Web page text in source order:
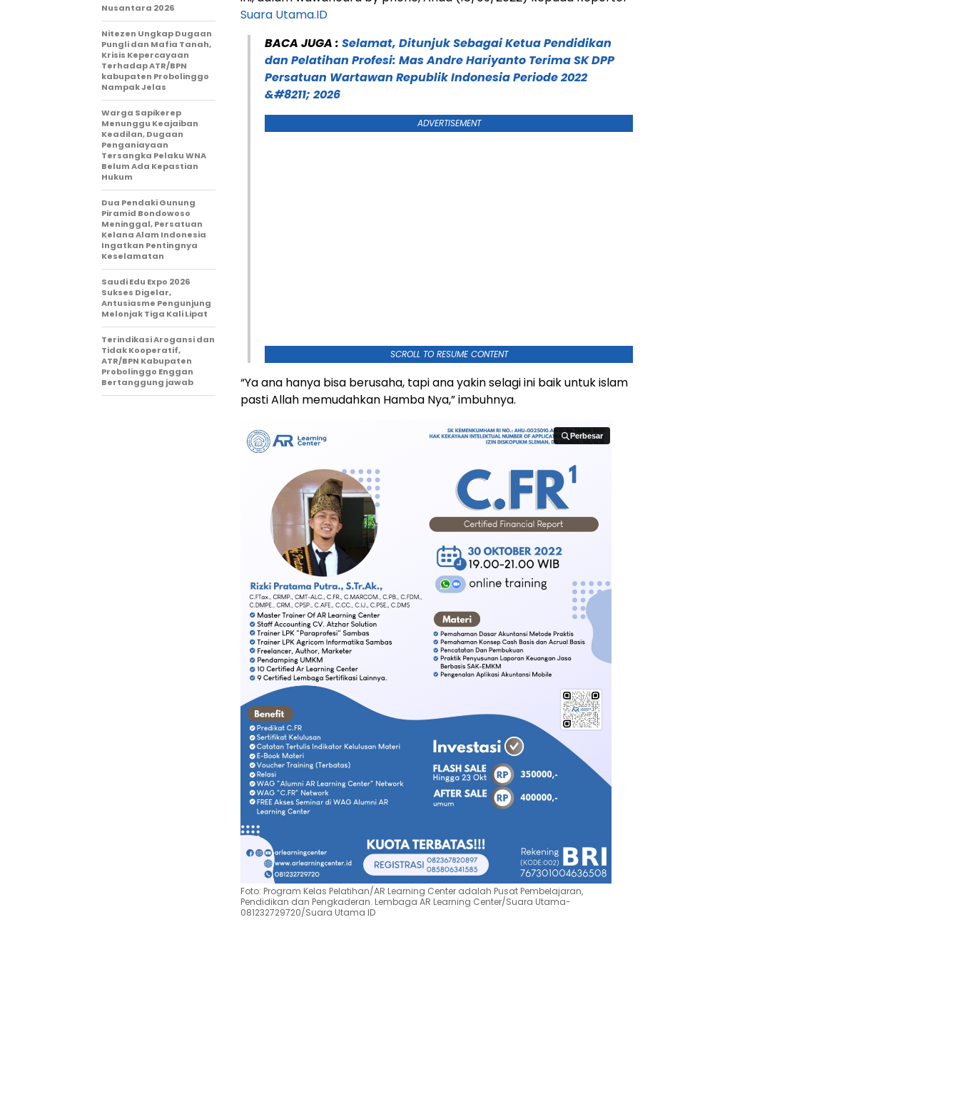
Suara Utama.ID
BACA JUGA : Selamat, Ditunjuk Sebagai Ketua Pendidikan
dan Pelatihan Profesi: Mas Andre Hariyanto Terima SK DPP
Persatuan Wartawan Republik Indonesia Periode 2022
&#8211; 2026
ADVERTISEMENT
SCROLL TO RESUME CONTENT
“Ya ana hanya bisa berusaha, tapi ana yakin selagi ini baik untuk islam
pasti Allah memudahkan Hamba Nya,” imbuhnya.
Perbesar
Perbesar
Foto: Program Kelas Pelatihan/AR Learning Center adalah Pusat Pembelajaran,
Pendidikan dan Pengkaderan. Lembaga AR Learning Center/Suara Utama-
081232729720/Suara Utama ID
Nusantara 2026
Nitezen Ungkap Dugaan
Pungli dan Mafia Tanah,
Krisis Kepercayaan
Terhadap ATR/BPN
kabupaten Probolinggo
Nampak Jelas
Warga Sapikerep
Menunggu Keajaiban
Keadilan, Dugaan
Penganiayaan
Tersangka Pelaku WNA
Belum Ada Kepastian
Hukum
Dua Pendaki Gunung
Piramid Bondowoso
Meninggal, Persatuan
Kelana Alam Indonesia
Ingatkan Pentingnya
Keselamatan
Saudi Edu Expo 2026
Sukses Digelar,
Antusiasme Pengunjung
Melonjak Tiga Kali Lipat
Terindikasi Arogansi dan
Tidak Kooperatif,
ATR/BPN Kabupaten
Probolinggo Enggan
Bertanggung jawab